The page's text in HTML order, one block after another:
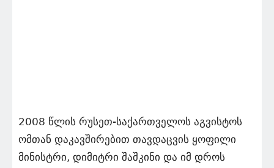
2008 წლის რუსეთ-საქართველოს აგვისტოს
ომთან დაკავშირებით თავდაცვის ყოფილი
მინისტრი, დიმიტრი შაშკინი და იმ დროს